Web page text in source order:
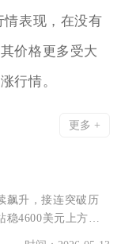
情表现，在没有
价格更多受大
行情。
更多 +
飙升，接连突破历
4600美元上方，